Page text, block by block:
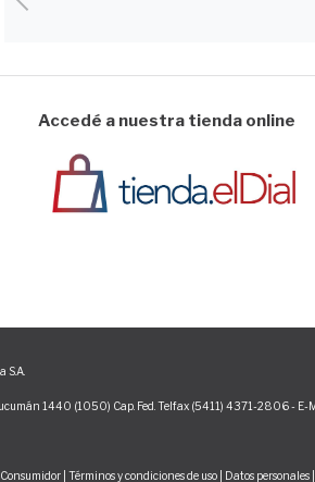
Accedé a nuestra tienda online
S.A.
1440 (1050) Cap. Fed. Telfax (5411) 4371-2806 - E-
Términos y condiciones de uso Datos personales